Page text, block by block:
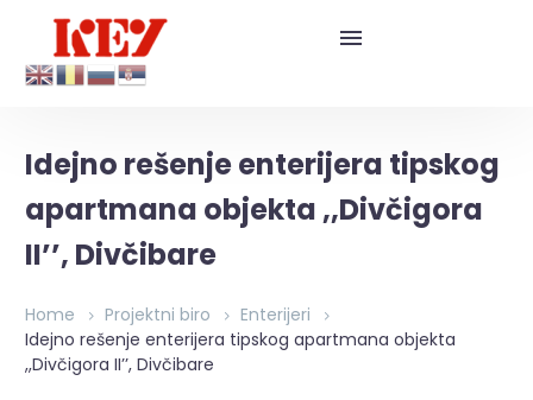
Idejno rešenje enterijera tipskog
apartmana objekta ,,Divčigora
II’’, Divčibare
Home Projektni biro
Enterijeri
Idejno rešenje enterijera tipskog apartmana objekta
,,Divčigora II’’, Divčibare